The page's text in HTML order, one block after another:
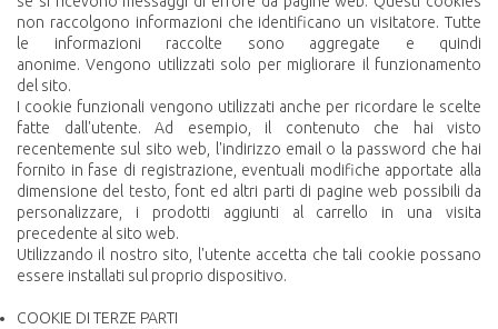
non raccolgono informazioni che identificano un visitatore. Tutte
le informazioni raccolte sono aggregate e quindi
anonime. Vengono utilizzati solo per migliorare il funzionamento
del sito.
I cookie funzionali vengono utilizzati anche per ricordare le scelte
fatte dall'utente. Ad esempio, il contenuto che hai visto
recentemente sul sito web, l'indirizzo email o la password che hai
fornito in fase di registrazione, eventuali modifiche apportate alla
dimensione del testo, font ed altri parti di pagine web possibili da
personalizzare, i prodotti aggiunti al carrello in una visita
precedente al sito web.
Utilizzando il nostro sito, l'utente accetta che tali cookie possano
essere installati sul proprio dispositivo.
COOKIE DI TERZE PARTI